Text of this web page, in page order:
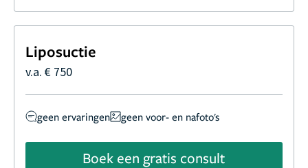
Liposuctie
v.a. € 750
geen ervaringen geen voor- en nafoto's
Boek een gratis consult